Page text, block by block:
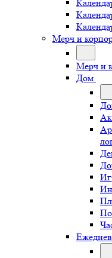
Мерч и
Мерч и
Дом